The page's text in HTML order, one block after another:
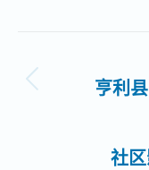
章
亨利
社